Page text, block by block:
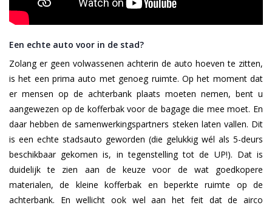
Een echte auto voor in de stad?
Zolang er geen volwassenen achterin de auto hoeven te zitten,
is het een prima auto met genoeg ruimte. Op het moment dat
er mensen op de achterbank plaats moeten nemen, bent u
aangewezen op de kofferbak voor de bagage die mee moet. En
daar hebben de samenwerkingspartners steken laten vallen. Dit
is een echte stadsauto geworden (die gelukkig wél als 5-deurs
beschikbaar gekomen is, in tegenstelling tot de UP!). Dat is
duidelijk te zien aan de keuze voor de wat goedkopere
materialen, de kleine kofferbak en beperkte ruimte op de
achterbank. En wellicht ook wel aan het feit dat de airco